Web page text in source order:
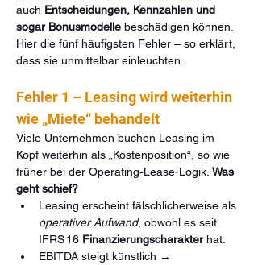
auch Entscheidungen, Kennzahlen und
sogar Bonusmodelle beschädigen können.
Hier die fünf häufigsten Fehler – so erklärt,
dass sie unmittelbar einleuchten.
Fehler 1 – Leasing wird weiterhin
wie „Miete“ behandelt
Viele Unternehmen buchen Leasing im
Kopf weiterhin als „Kostenposition“, so wie
früher bei der Operating‑Lease-Logik. Was
geht schief?
Leasing erscheint fälschlicherweise als
operativer Aufwand, obwohl es seit
IFRS 16 Finanzierungscharakter hat.
EBITDA steigt künstlich →